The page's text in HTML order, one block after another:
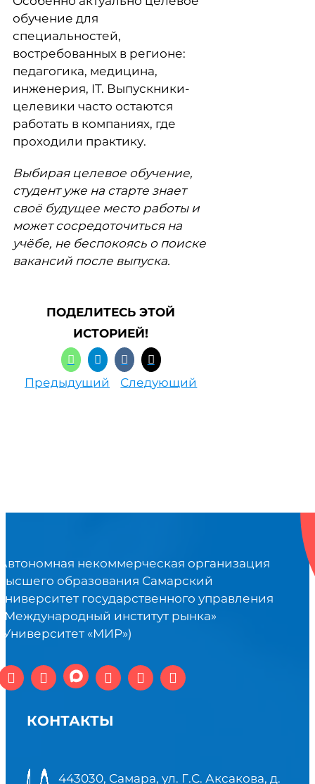
обучение для
специальностей,
востребованных в регионе:
педагогика, медицина,
инженерия, IT. Выпускники-
целевики часто остаются
работать в компаниях, где
проходили практику.
Выбирая целевое обучение,
студент уже на старте знает
своё будущее место работы и
может сосредоточиться на
учёбе, не беспокоясь о поиске
вакансий после выпуска.
ПОДЕЛИТЕСЬ ЭТОЙ
ИСТОРИЕЙ!
Предыдущий Следующий
некоммерческая организация
образования Самарский
государственного управления
институт рынка»
«МИР»)
КОНТАКТЫ
443030, Самара, ул. Г.С. Аксакова, д.